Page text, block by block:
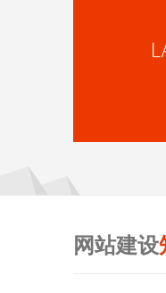
网站建设